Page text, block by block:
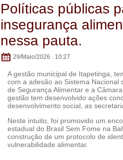
Políticas públicas
insegurança
nessa pauta.
29/Maio/2026 . 10:27
A gestão municipal de Itapetinga,
com a adesão ao Sistema Nacional
de Segurança Alimentar e a
gestão tem desenvolvido ações
desenvolvimento social, as
Neste intuito, foi promovido um
estadual do Brasil Sem Fome na
construção de um protocolo de
vulnerabilidade alimentar.